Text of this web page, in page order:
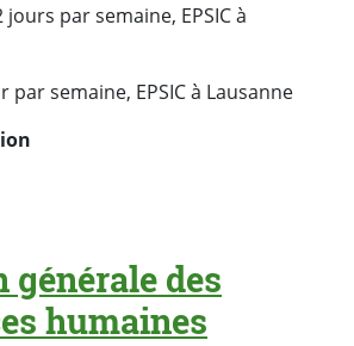
jours par semaine, EPSIC à
par semaine, EPSIC à Lausanne
générale des
humaines